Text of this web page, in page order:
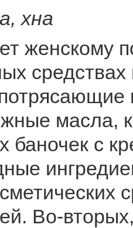
хна
женскому
масла,
баночек с
Во-